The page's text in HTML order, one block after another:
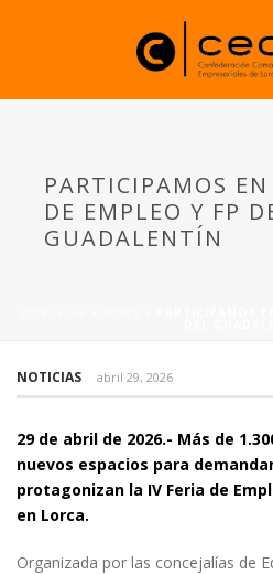
PARTICIPAMOS
DE EMPLEO Y FP
GUADALENTÍN
NOTICIAS abril 29, 2026
29 de abril de 2026.- Más de
nuevos espacios para
protagonizan la IV Feria de
en Lorca.
Organizada por las concejalías de